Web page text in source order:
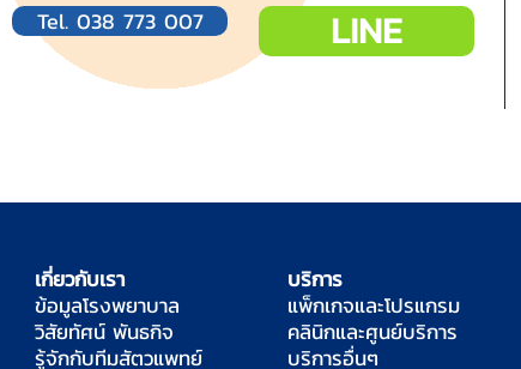
Tel. 038 773 007 LINE
เกี่ยวกับเรา
ข้อมูลโรงพยาบาล
วิสัยทัศน์ พันธกิจ
รู้จักกับทีมสัตวแพทย์
บริการ
แพ็กเกจและโปรแกรม
คลินิกและศูนย์บริการ
บริการอื่นๆ